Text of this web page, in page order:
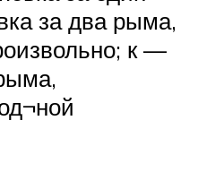
за два рыма,
к —